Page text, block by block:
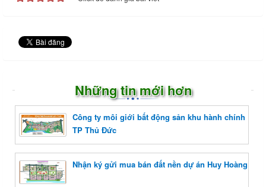
Những tin mới hơn
Công ty môi giới bất động sản khu hành chính
TP Thủ Đức
Nhận ký gửi mua bán đất nền dự án Huy Hoàng